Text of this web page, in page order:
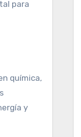
para
química,
y